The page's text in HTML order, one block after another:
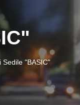
Sedile "BASIC"